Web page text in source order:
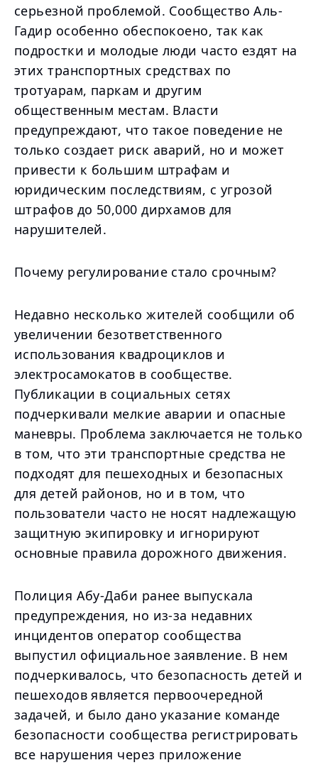
серьезной проблемой. Сообщество Аль-
Гадир особенно обеспокоено, так как
подростки и молодые люди часто ездят на
этих транспортных средствах по
тротуарам, паркам и другим
общественным местам. Власти
предупреждают, что такое поведение не
только создает риск аварий, но и может
привести к большим штрафам и
юридическим последствиям, с угрозой
штрафов до 50,000 дирхамов для
нарушителей.
Почему регулирование стало срочным?
Недавно несколько жителей сообщили об
увеличении безответственного
использования квадроциклов и
электросамокатов в сообществе.
Публикации в социальных сетях
подчеркивали мелкие аварии и опасные
маневры. Проблема заключается не только
в том, что эти транспортные средства не
подходят для пешеходных и безопасных
для детей районов, но и в том, что
пользователи часто не носят надлежащую
защитную экипировку и игнорируют
основные правила дорожного движения.
Полиция Абу-Даби ранее выпускала
предупреждения, но из-за недавних
инцидентов оператор сообщества
выпустил официальное заявление. В нем
подчеркивалось, что безопасность детей и
пешеходов является первоочередной
задачей, и было дано указание команде
безопасности сообщества регистрировать
все нарушения через приложение